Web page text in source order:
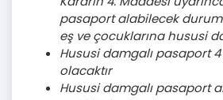
pasaport alabilecek
eş ve çocuklarına hususi
Hususi damgalı pasaport
olacaktır
Hususi damgalı pasaport